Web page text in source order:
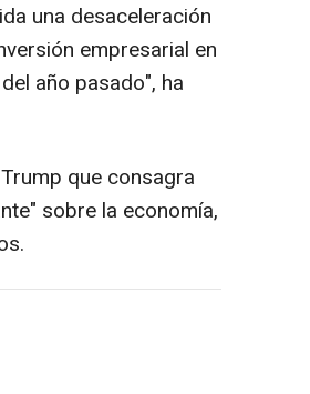
una desaceleración
empresarial en
año pasado", ha
que consagra
sobre la economía,